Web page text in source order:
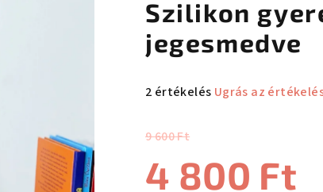
Szilikon
jegesmedve
A
átlagos
5-
ből
2 értékelés Ugrás az
9 600 Ft
4 800 Ft